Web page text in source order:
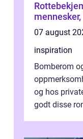
07 august
inspiration
Bomberom
og hos
godt disse